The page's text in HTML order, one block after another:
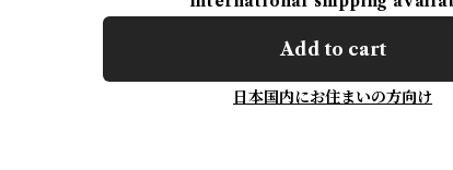
Add to cart
日本国内にお住まいの方向け